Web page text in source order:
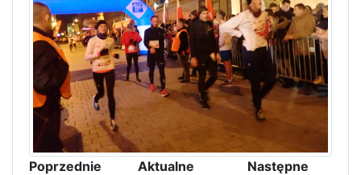
Poprzednie Aktualne Następne